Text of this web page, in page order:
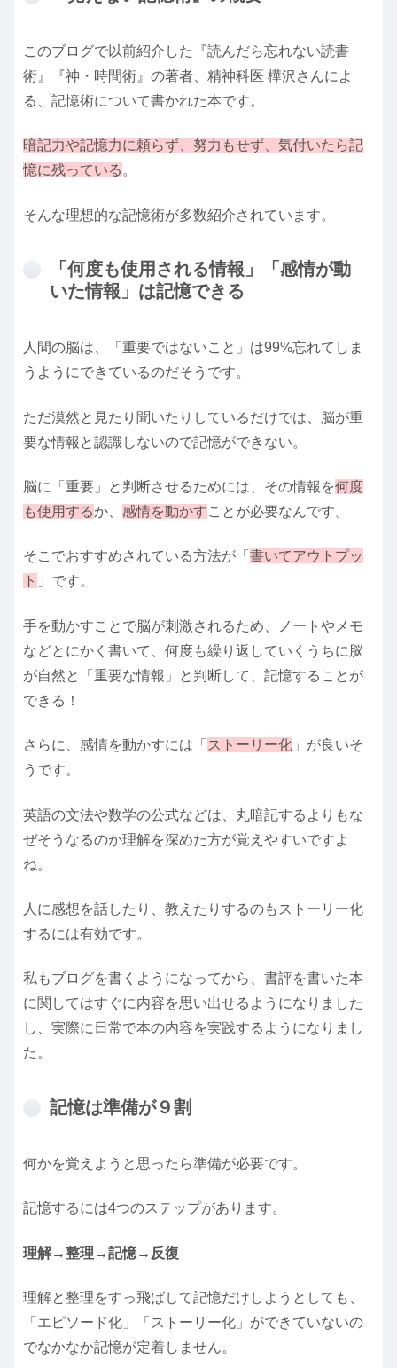
このブログで以前紹介した『読んだら忘れない読書
術』『神・時間術』の著者、精神科医 樺沢さんによ
る、記憶術について書かれた本です。
暗記力や記憶力に頼らず、努力もせず、気付いたら記
憶に残っている 。
そんな理想的な記憶術が多数紹介されています。
「何度も使用される情報」「感情が動
いた情報」は記憶できる
人間の脳は、「重要ではないこと」は99%忘れてしま
うようにできているのだそうです。
ただ漠然と見たり聞いたりしているだけでは、脳が重
要な情報と認識しないので記憶ができない。
脳に「重要」と判断させるためには、その情報を何度
も使用するか、 感情を動かすことが必要なんです。
そこでおすすめされている方法が「 書いてアウトプッ
ト 」です。
手を動かすことで脳が刺激されるため、ノートやメモ
などとにかく書いて、何度も繰り返していくうちに脳
が自然と「重要な情報」と判断して、記憶することが
できる！
さらに、感情を動かすには「 ストーリー化 」が良いそ
うです。
英語の文法や数学の公式などは、丸暗記するよりもな
ぜそうなるのか理解を深めた方が覚えやすいですよ
ね。
人に感想を話したり、教えたりするのもストーリー化
するには有効です。
私もブログを書くようになってから、書評を書いた本
に関してはすぐに内容を思い出せるようになりました
し、実際に日常で本の内容を実践するようになりまし
た。
記憶は準備が９割
何かを覚えようと思ったら準備が必要です。
記憶するには4つのステップがあります。
理解→整理→記憶→反復
理解と整理をすっ飛ばして記憶だけしようとしても、
「エピソード化」「ストーリー化」ができていないの
でなかなか記憶が定着しません。